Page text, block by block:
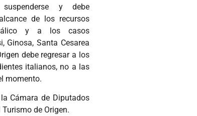
suspenderse y debe
de los recursos
y a los casos
Ginosa, Santa Cesarea
debe regresar a los
italianos, no a las
momento.
Cámara de Diputados
de Origen.